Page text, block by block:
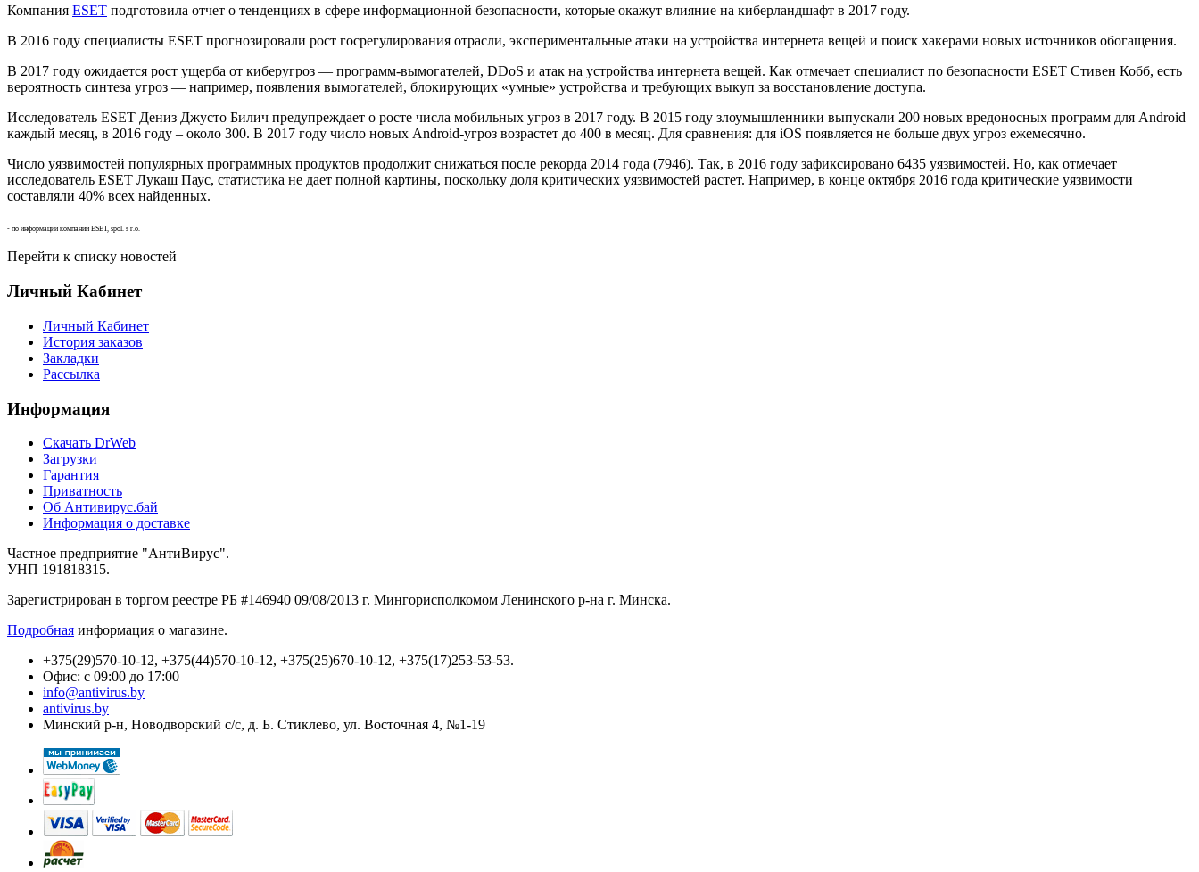
Компания ESET подготовила отчет о тенденциях в сфере информационной безопасности, которые окажут влияние на киберландшафт в 2017 году.
В 2016 году специалисты ESET прогнозировали рост госрегулирования отрасли, экспериментальные атаки на устройства интернета вещей и поиск хакерами новых источников обогащения.
В 2017 году ожидается рост ущерба от киберугроз — программ-вымогателей, DDoS и атак на устройства интернета вещей. Как отмечает специалист по безопасности ESET Стивен Кобб, есть
вероятность синтеза угроз — например, появления вымогателей, блокирующих «умные» устройства и требующих выкуп за восстановление доступа.
Исследователь ESET Дениз Джусто Билич предупреждает о росте числа мобильных угроз в 2017 году. В 2015 году злоумышленники выпускали 200 новых вредоносных программ для Android
каждый месяц, в 2016 году – около 300. В 2017 году число новых Android-угроз возрастет до 400 в месяц. Для сравнения: для iOS появляется не больше двух угроз ежемесячно.
Число уязвимостей популярных программных продуктов продолжит снижаться после рекорда 2014 года (7946). Так, в 2016 году зафиксировано 6435 уязвимостей. Но, как отмечает
исследователь ESET Лукаш Паус, статистика не дает полной картины, поскольку доля критических уязвимостей растет. Например, в конце октября 2016 года критические уязвимости
составляли 40% всех найденных.
- по информации компании ESET, spol. s r.o.
Перейти к списку новостей
Личный Кабинет
Личный Кабинет
История заказов
Закладки
Рассылка
Информация
Cкачать DrWeb
Загрузки
Гарантия
Приватность
Об Антивирус.бай
Информация о доставке
Частное предприятие "АнтиВирус".
УНП 191818315.
Зарегистрирован в торгом реестре РБ #146940 09/08/2013 г. Мингорисполкомом Ленинского р-на г. Минска.
Подробная информация о магазине.
+375(29)570-10-12, +375(44)570-10-12, +375(25)670-10-12, +375(17)253-53-53.
Офис: с 09:00 до 17:00
info@antivirus.by
antivirus.by
Минский р-н, Новодворский с/с, д. Б. Стиклево, ул. Восточная 4, №1-19